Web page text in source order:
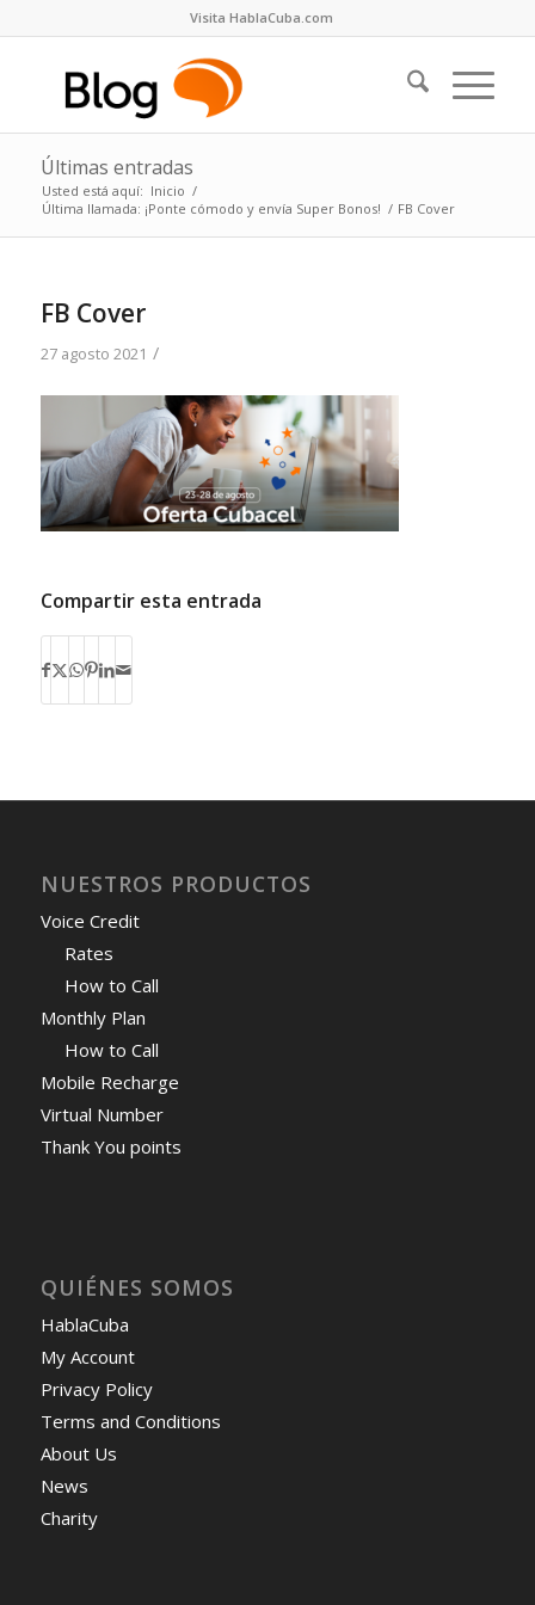
Visita HablaCuba.com
Últimas entradas
Usted está aquí: Inicio /
Última llamada: ¡Ponte cómodo y envía Super Bonos! / FB Cover
FB Cover
27 agosto 2021 /
Compartir esta entrada
NUESTROS PRODUCTOS
Voice Credit
Rates
How to Call
Monthly Plan
How to Call
Mobile Recharge
Virtual Number
Thank You points
QUIÉNES SOMOS
HablaCuba
My Account
Privacy Policy
Terms and Conditions
About Us
News
Charity